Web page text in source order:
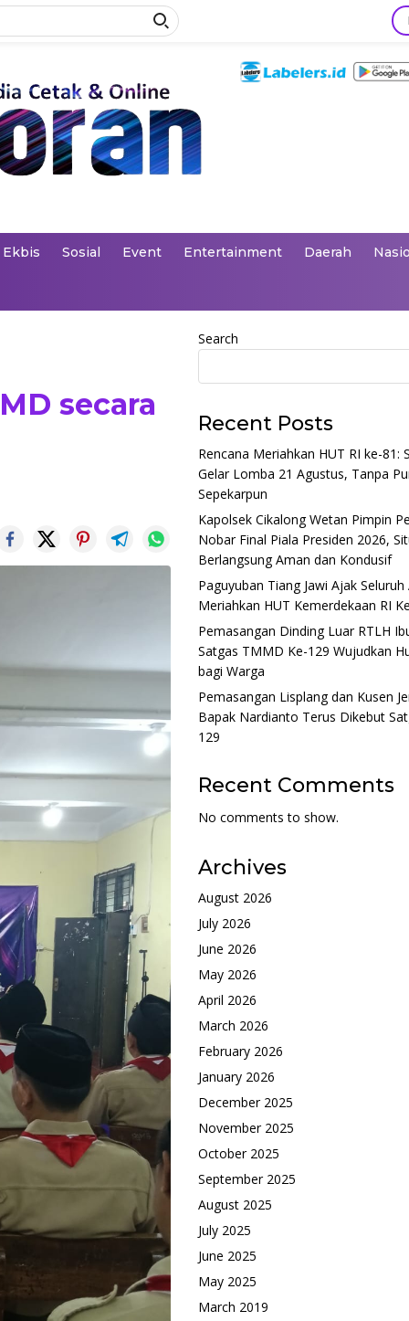
Ekbis Sosial Event Entertainment Daerah
secara
Search
Recent Posts
Rencana Meriahkan HUT RI ke-81:
Gelar Lomba 21 Agustus, Tanpa
Sepekarpun
Kapolsek Cikalong Wetan Pimpin
Nobar Final Piala Presiden 2026,
Berlangsung Aman dan Kondusif
Paguyuban Tiang Jawi Ajak
Meriahkan HUT Kemerdekaan RI
Pemasangan Dinding Luar RTLH
Satgas TMMD Ke-129 Wujudkan
bagi Warga
Pemasangan Lisplang dan Kusen
Bapak Nardianto Terus Dikebut
129
Recent Comments
No comments to show.
Archives
August 2026
July 2026
June 2026
May 2026
April 2026
March 2026
February 2026
January 2026
December 2025
November 2025
October 2025
September 2025
August 2025
July 2025
June 2025
May 2025
March 2019